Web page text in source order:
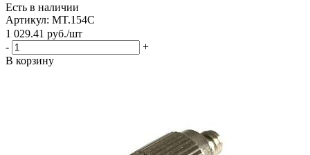
Есть в наличии
Артикул: MT.154C
1 029.41 руб./шт
-
+
В корзину